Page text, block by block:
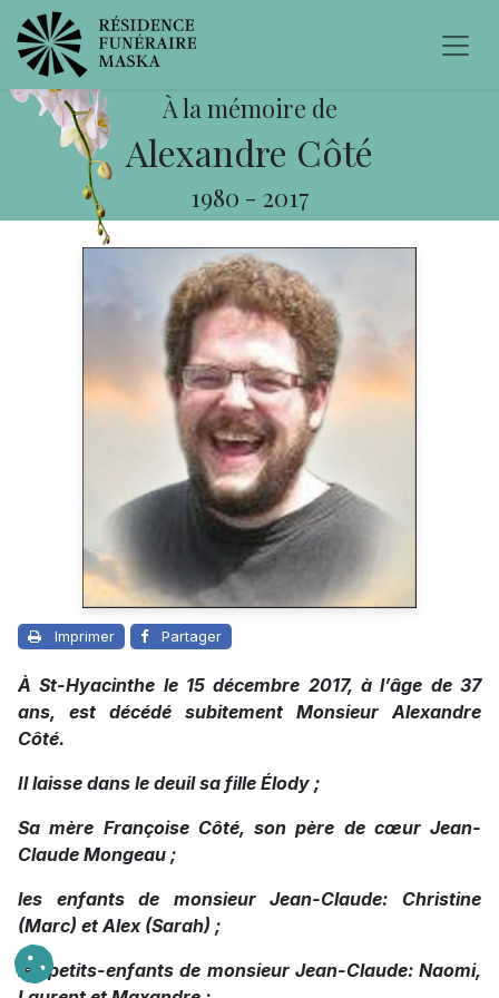
À la mémoire de
Alexandre Côté
1980 - 2017
Imprimer Partager
À St-Hyacinthe le 15 décembre 2017, à l’âge de 37
ans, est décédé subitement Monsieur Alexandre
Côté.
Il laisse dans le deuil sa fille Élody ;
Sa mère Françoise Côté, son père de cœur Jean-
Claude Mongeau ;
les enfants de monsieur Jean-Claude: Christine
(Marc) et Alex (Sarah) ;
les petits-enfants de monsieur Jean-Claude: Naomi,